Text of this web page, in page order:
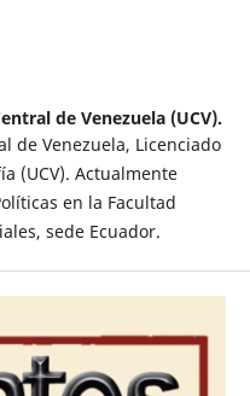
de Venezuela (UCV).
de Venezuela, Licenciado
(UCV). Actualmente
en la Facultad
sede Ecuador.